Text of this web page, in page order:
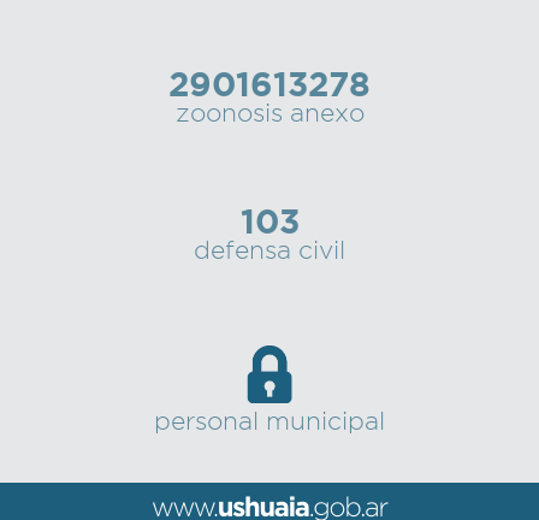
2901613278
zoonosis anexo
103
defensa civil
personal municipal